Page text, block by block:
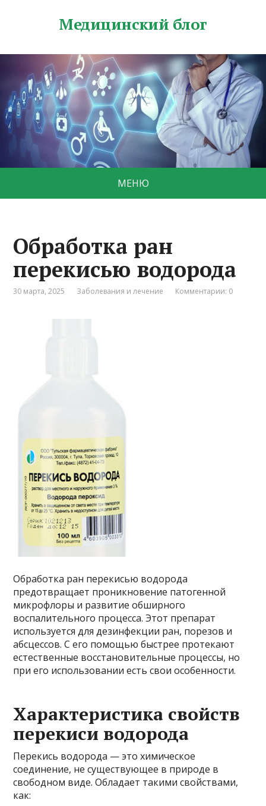
Медицинский блог
МЕНЮ
Обработка ран
перекисью водорода
30 марта, 2025 Заболевания и лечение Комментарии: 0
Обработка ран перекисью водорода
предотвращает проникновение патогенной
микрофлоры и развитие обширного
воспалительного процесса. Этот препарат
используется для дезинфекции ран, порезов и
абсцессов. С его помощью быстрее протекают
естественные восстановительные процессы, но
при его использовании есть свои особенности.
Характеристика свойств
перекиси водорода
Перекись водорода — это химическое
соединение, не существующее в природе в
свободном виде. Обладает такими свойствами,
как: